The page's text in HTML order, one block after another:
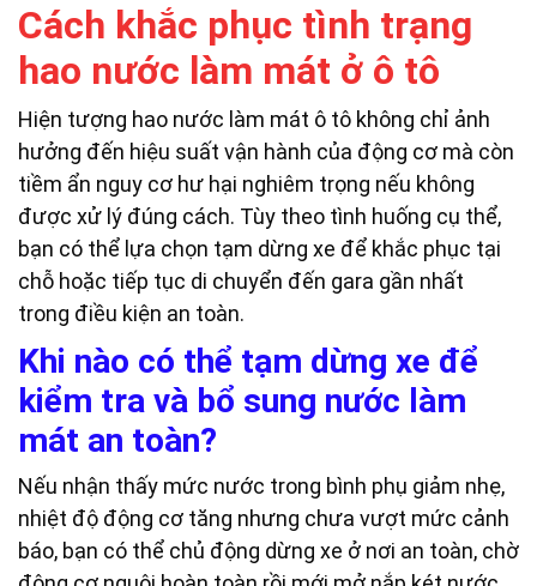
Cách khắc phục tình trạng
hao nước làm mát ở ô tô
Hiện tượng hao nước làm mát ô tô không chỉ ảnh
hưởng đến hiệu suất vận hành của động cơ mà còn
tiềm ẩn nguy cơ hư hại nghiêm trọng nếu không
được xử lý đúng cách. Tùy theo tình huống cụ thể,
bạn có thể lựa chọn tạm dừng xe để khắc phục tại
chỗ hoặc tiếp tục di chuyển đến gara gần nhất
trong điều kiện an toàn.
Khi nào có thể tạm dừng xe để
kiểm tra và bổ sung nước làm
mát an toàn?
Nếu nhận thấy mức nước trong bình phụ giảm nhẹ,
nhiệt độ động cơ tăng nhưng chưa vượt mức cảnh
báo, bạn có thể chủ động dừng xe ở nơi an toàn, chờ